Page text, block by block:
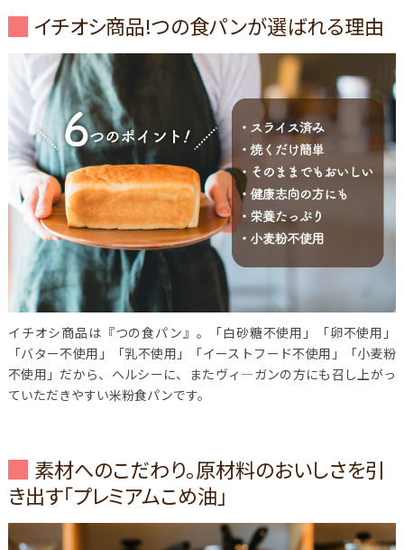
イチオシ商品!つの食パンが選ばれる理由
イチオシ商品は『つの食パン』。「白砂糖不使用」「卵不使用」
「バター不使用」「乳不使用」「イーストフード不使用」「小麦粉
不使用」だから、ヘルシーに、またヴィ―ガンの方にも召し上がっ
ていただきやすい米粉食パンです。
素材へのこだわり。原材料のおいしさを引
き出す「プレミアムこめ油」